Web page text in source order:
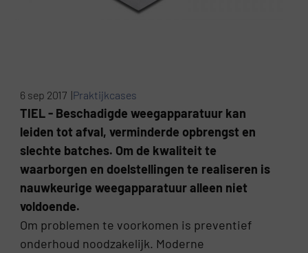
6 sep 2017 |Praktijkcases
TIEL - Beschadigde weegapparatuur kan
leiden tot afval, verminderde opbrengst en
slechte batches. Om de kwaliteit te
waarborgen en doelstellingen te realiseren is
nauwkeurige weegapparatuur alleen niet
voldoende.
Om problemen te voorkomen is preventief
onderhoud noodzakelijk. Moderne